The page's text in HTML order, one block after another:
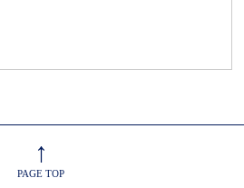
↑
PAGE TOP